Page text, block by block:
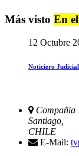
Más visto En
12 Octubre
Noticiero
Compañia
Santiago,
CHILE
E-Mail: